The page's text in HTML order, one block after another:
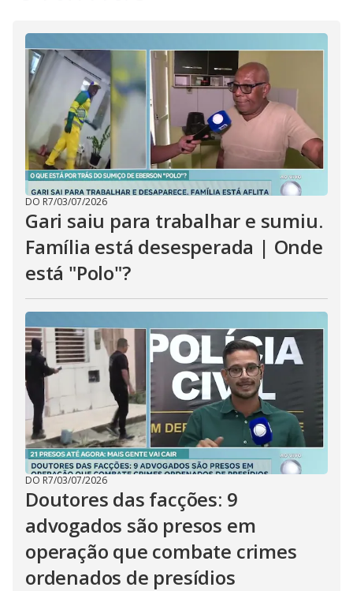
d
e
o
DO R7/03/07/2026
Gari saiu para trabalhar e sumiu.
Família está desesperada | Onde
está "Polo"?
DO R7/03/07/2026
Doutores das facções: 9
advogados são presos em
operação que combate crimes
ordenados de presídios